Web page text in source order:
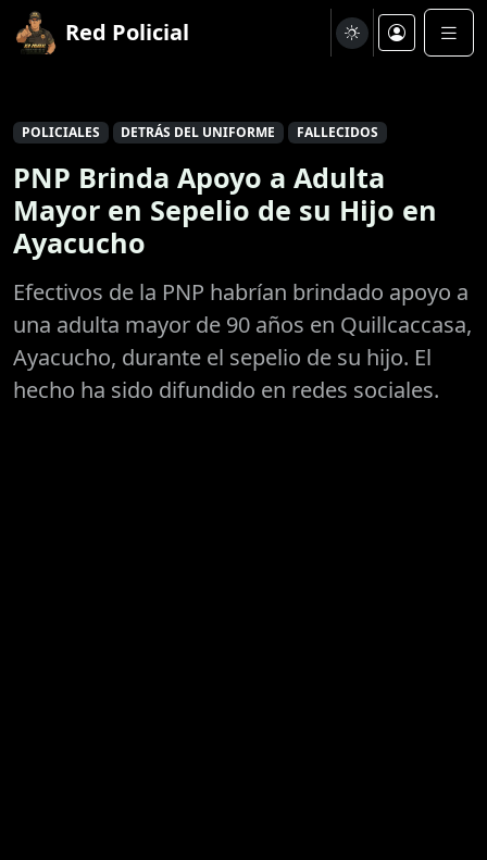
Red Policial
POLICIALES DETRÁS DEL UNIFORME FALLECIDOS
PNP Brinda Apoyo a Adulta
Mayor en Sepelio de su Hijo en
Ayacucho
Efectivos de la PNP habrían brindado apoyo a
una adulta mayor de 90 años en Quillcaccasa,
Ayacucho, durante el sepelio de su hijo. El
hecho ha sido difundido en redes sociales.